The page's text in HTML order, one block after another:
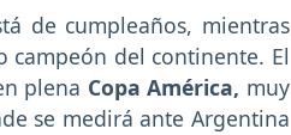
de cumpleaños, mientras
campeón del continente. El
plena Copa América, muy
se medirá ante Argentina